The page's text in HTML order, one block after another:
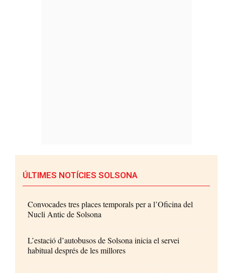
ÚLTIMES NOTÍCIES SOLSONA
Convocades tres places temporals per a l’Oficina del
Nucli Antic de Solsona
L’estació d’autobusos de Solsona inicia el servei
habitual després de les millores